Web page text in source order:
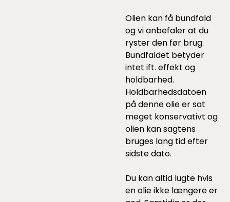
Olien kan få bundfald
og vi anbefaler at du
ryster den før brug.
Bundfaldet betyder
intet ift. effekt og
holdbarhed.
Holdbarhedsdatoen
på denne olie er sat
meget konservativt og
olien kan sagtens
bruges lang tid efter
sidste dato.
Du kan altid lugte hvis
en olie ikke længere er